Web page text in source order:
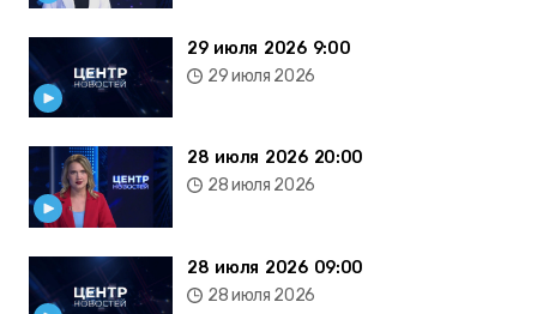
29 июля 2026 9:00
29 июля 2026
28 июля 2026 20:00
28 июля 2026
28 июля 2026 09:00
28 июля 2026